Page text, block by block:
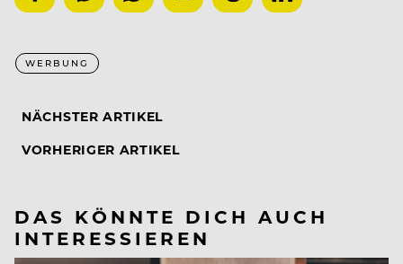
WERBUNG
NÄCHSTER ARTIKEL
VORHERIGER ARTIKEL
DAS KÖNNTE DICH AUCH
INTERESSIEREN